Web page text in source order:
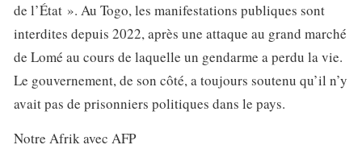
de l’État ». Au Togo, les manifestations publiques sont
interdites depuis 2022, après une attaque au grand marché
de Lomé au cours de laquelle un gendarme a perdu la vie.
Le gouvernement, de son côté, a toujours soutenu qu’il n’y
avait pas de prisonniers politiques dans le pays.
Notre Afrik avec AFP